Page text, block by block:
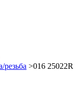
резьба >016 25022R